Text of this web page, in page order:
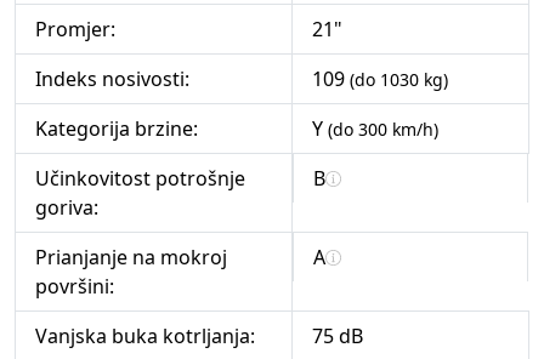
Promjer:
21"
Indeks nosivosti:
109 (do 1030 kg)
Kategorija brzine: Y (do 300 km/h)
Učinkovitost potrošnje
goriva:
B
Prianjanje na mokroj
površini:
A
Vanjska buka kotrljanja:
75 dB